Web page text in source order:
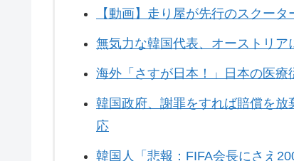
【動画】走り屋が先行のスクー
無気力な韓国代表、オーストリ
海外「さすが日本！」日本の医
韓国政府、謝罪をすれば賠償を
応
韓国人「悲報：FIFA会長にさえ